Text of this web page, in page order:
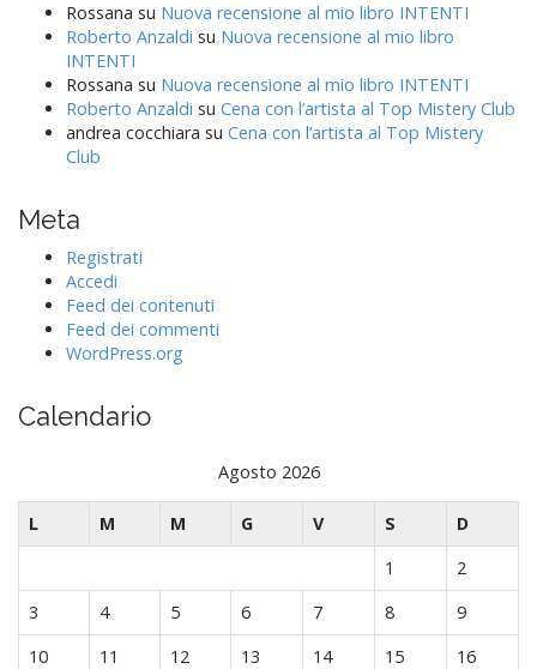
Rossana su Nuova recensione al mio libro INTENTI
Roberto Anzaldi su Nuova recensione al mio libro
INTENTI
Rossana su Nuova recensione al mio libro INTENTI
Roberto Anzaldi su Cena con l’artista al Top Mistery Club
andrea cocchiara su Cena con l’artista al Top Mistery
Club
Meta
Registrati
Accedi
Feed dei contenuti
Feed dei commenti
WordPress.org
Calendario
Agosto 2026
L M M G V S
D
1
2
3
4 5 6 7 8
9
10
11 12 13 14 15 16